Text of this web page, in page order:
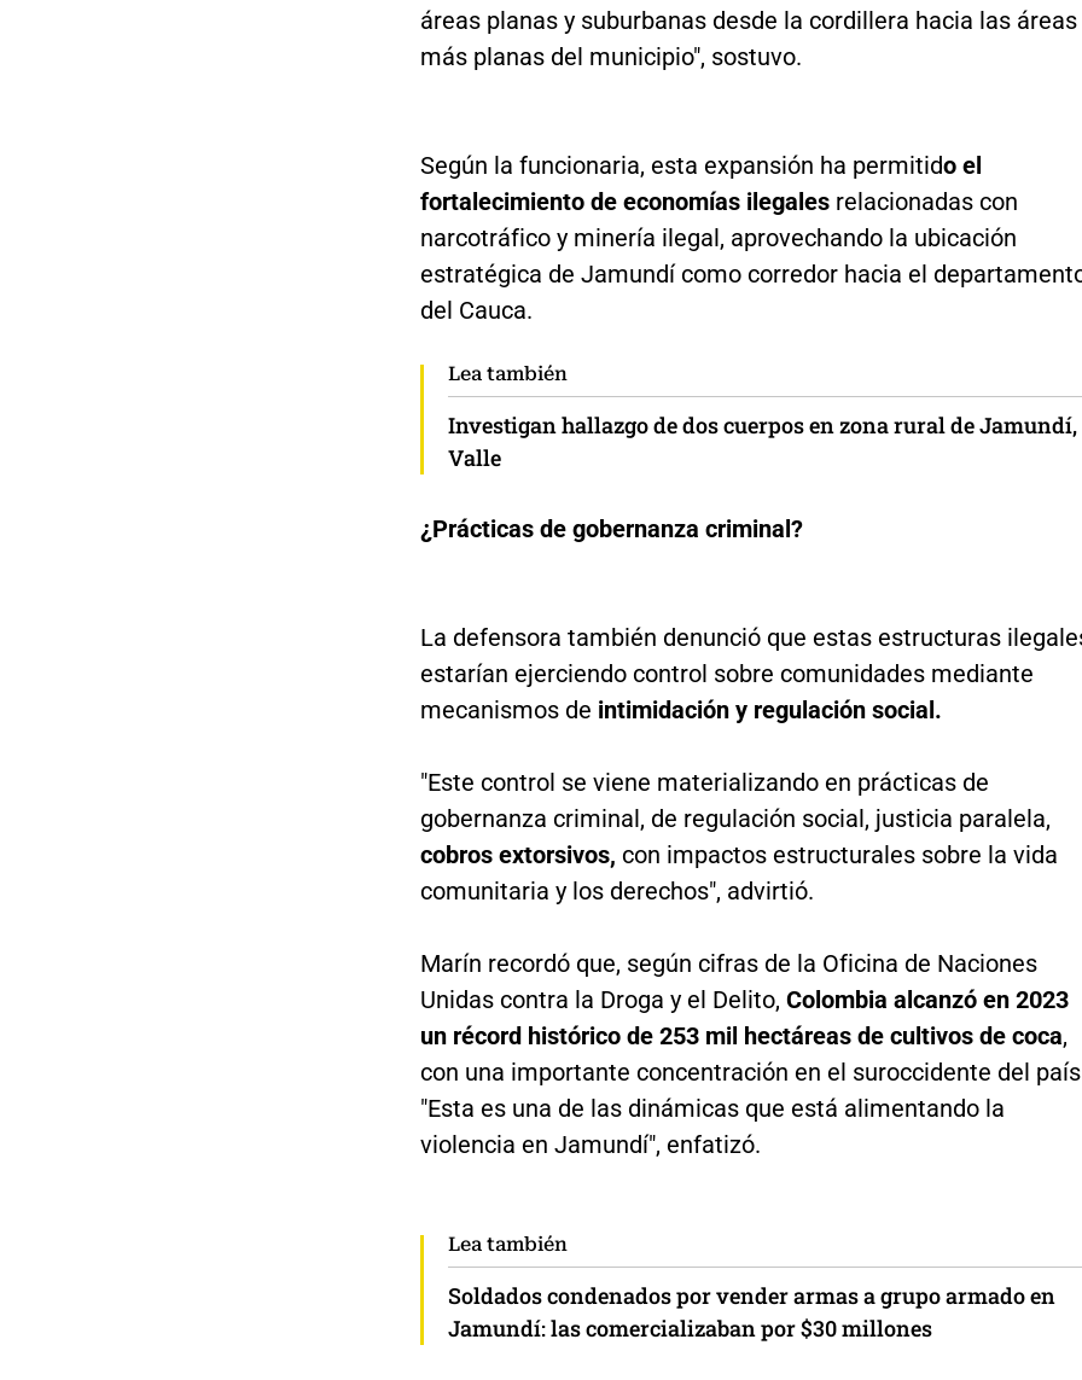
áreas planas y suburbanas desde la cordillera hacia las áreas
más planas del municipio", sostuvo.
Según la funcionaria, esta expansión ha permitido el
fortalecimiento de economías ilegalesrelacionadas con
narcotráfico y minería ilegal, aprovechando la ubicación
estratégica de Jamundí como corredor hacia el
del Cauca.
Lea también
Investigan hallazgo de dos cuerpos en zona rural de Jamundí,
Valle
¿Prácticas de gobernanza criminal?
La defensora también denunció que estas estructuras
estarían ejerciendo control sobre comunidades mediante
mecanismos de intimidación y regulación social.
"Este control se viene materializando en prácticas de
gobernanza criminal, de regulación social, justicia paralela,
cobros extorsivos, con impactos estructurales sobre la vida
comunitaria y los derechos", advirtió.
Marín recordó que, según cifras de la Oficina de Naciones
Unidas contra la Droga y el Delito, Colombia alcanzó en 2023
un récord histórico de 253 mil hectáreas de cultivos de coca,
con una importante concentración en el suroccidente del
"Esta es una de las dinámicas que está alimentando la
violencia en Jamundí", enfatizó.
Lea también
Soldados condenados por vender armas a grupo armado en
Jamundí: las comercializaban por $30 millones